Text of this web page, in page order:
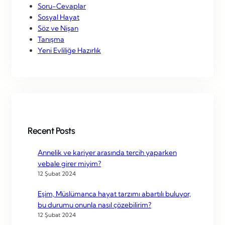
Soru-Cevaplar
Sosyal Hayat
Söz ve Nişan
Tanışma
Yeni Evliliğe Hazırlık
Recent Posts
Annelik ve kariyer arasında tercih yaparken
vebale girer miyim?
12 Şubat 2024
Eşim, Müslümanca hayat tarzımı abartılı buluyor,
bu durumu onunla nasıl çözebilirim?
12 Şubat 2024